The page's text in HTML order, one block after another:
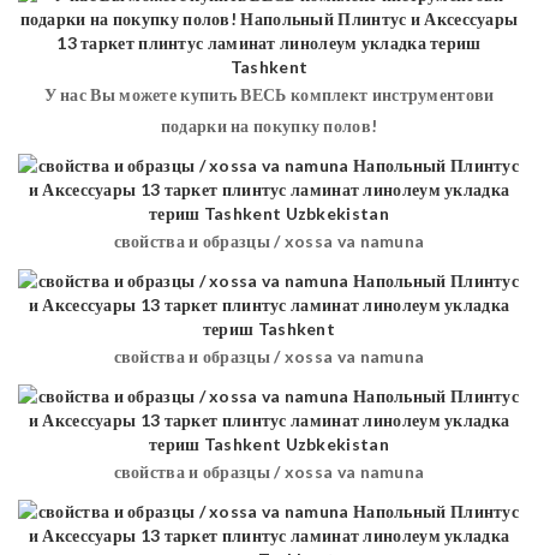
У нас Вы можете купить ВЕСЬ комплект инструментови
подарки на покупку полов!
свойства и образцы / xossa va namuna
свойства и образцы / xossa va namuna
свойства и образцы / xossa va namuna